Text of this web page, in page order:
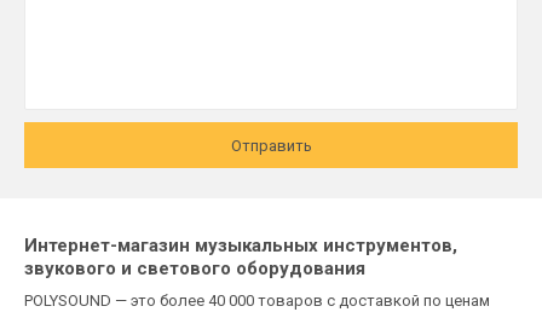
Отправить
Интернет-магазин музыкальных инструментов,
звукового и светового оборудования
POLYSOUND — это более 40 000 товаров с доставкой по ценам